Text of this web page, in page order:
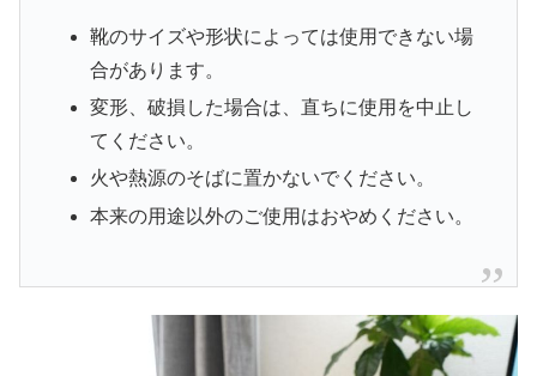
靴のサイズや形状によっては使用できない場
合があります。
変形、破損した場合は、直ちに使用を中止し
てください。
火や熱源のそばに置かないでください。
本来の用途以外のご使用はおやめください。